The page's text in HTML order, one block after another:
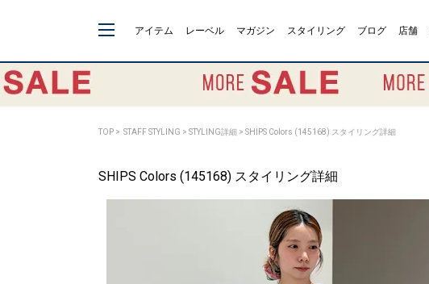
アイテム レーベル マガジン スタイリング ブログ 店舗
TOP > STAFF STYLING > STYLING詳細 > SHIPS Colors (145168) スタイリング詳細
SHIPS Colors (145168) スタイリング詳細